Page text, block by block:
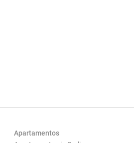
Apartamentos